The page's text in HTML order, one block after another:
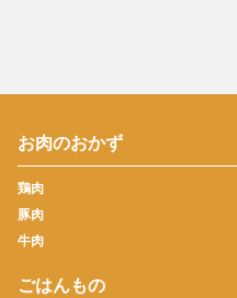
お肉のおかず
鶏肉
豚肉
牛肉
ごはんもの